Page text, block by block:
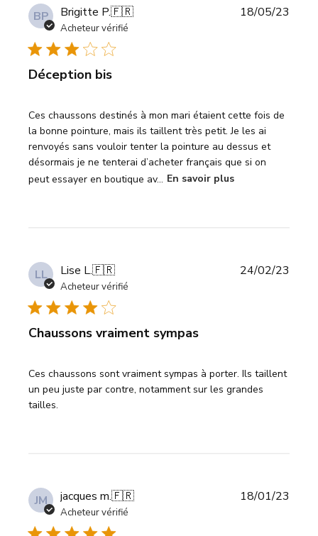
BP Brigitte P.🇫🇷
Acheteur vérifié
Déception bis
Ces chaussons destinés à mon mari étaient cette fois de
la bonne pointure, mais ils taillent très petit. Je les ai
renvoyés sans vouloir tenter la pointure au dessus et
désormais je ne tenterai d’acheter français que si on
peut essayer en boutique av... En savoir plus
18/05/23
LL Lise L.🇫🇷
Acheteur vérifié
Chaussons vraiment sympas
Ces chaussons sont vraiment sympas à porter. Ils taillent
un peu juste par contre, notamment sur les grandes
tailles.
24/02/23
JM jacques m.🇫🇷
Acheteur vérifié
18/01/23